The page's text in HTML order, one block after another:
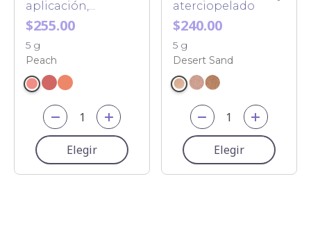
aplicación,...
$255.00
5 g
Peach
Elegir
aterciopelado
$240.00
5 g
Desert Sand
Elegir